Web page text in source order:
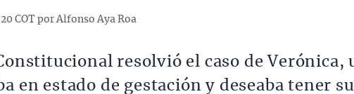
COT por Alfonso Aya Roa
resolvió el caso de Verónica,
en estado de gestación y deseaba tener